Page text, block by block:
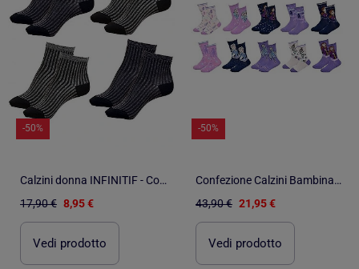
-50%
Calzini donna INFINITIF - Confezione da 4
17,90 € 8,95 €
Vedi prodotto
-50%
Confezione Calzini Bambina LA REINE DES NEIGES - 10 Paia
43,90 € 21,95 €
Vedi prodotto